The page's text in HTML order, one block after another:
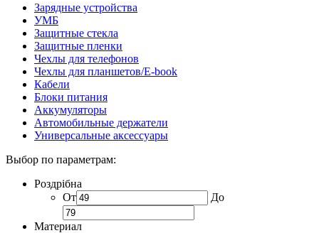
Зарядные устройства
УМБ
Защитные стекла
Защитные пленки
Чехлы для телефонов
Чехлы для планшетов/E-book
Кабели
Блоки питания
Аккумуляторы
Автомобильные держатели
Универсальные аксессуары
Выбор по параметрам:
Роздрібна
От
До
Материал